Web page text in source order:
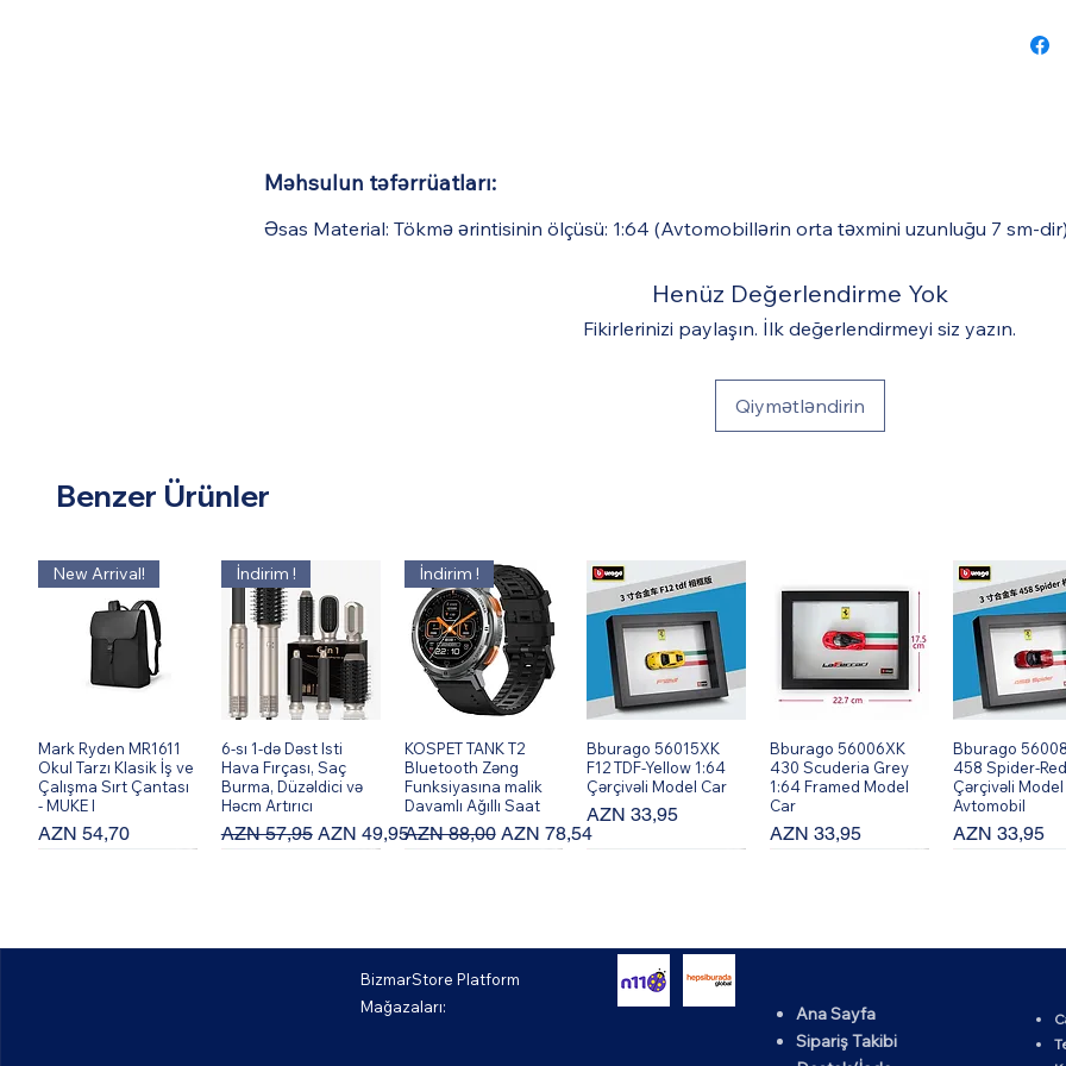
Məhsulun təfərrüatları:
Əsas Material: Tökmə ərintisinin ölçüsü: 1:64 (Avtomobillərin orta təxmini uzunluğu 7 sm-
Henüz Değerlendirme Yok
Fikirlerinizi paylaşın. İlk değerlendirmeyi siz yazın.
Qiymətləndirin
Benzer Ürünler
Hızlı Bakış
New Arrival!
Mark Ryden MR1611
Okul Tarzı Klasik İş ve
Çalışma Sırt Çantası
- MUKE I
Fiyat
AZN 54,70
Hızlı Bakış
İndirim !
6-sı 1-də Dəst Isti
Hava Fırçası, Saç
Burma, Düzəldici və
Həcm Artırıcı
Normal Fiyat
AZN 57,95 İndirimli Fiyat
AZN 49,95
Hızlı Bakış
İndirim !
KOSPET TANK T2
Bluetooth Zəng
Funksiyasına malik
Davamlı Ağıllı Saat
Normal Fiyat
AZN 88,00 İndirimli Fiyat
AZN 78,54
Hızlı Bakış
Bburago 56015XK
F12 TDF-Yellow 1:64
Çərçivəli Model Car
Fiyat
AZN 33,95
Hızlı Bakış
Bburago 56006XK
430 Scuderia Grey
1:64 Framed Model
Car
Fiyat
AZN 33,95
Hızlı
Bburago
458 Spider-
Çərçivəli Model
Avtomobil
Fiyat
AZN 33,95
Hızlı Bakış
Bburago 56010XK
458 Speciale-Yellow
Hızlı
Bburago
430 Scuderia -
BizmarStore Platform
Mağazaları:
Ana Sayfa
Sipariş Takibi